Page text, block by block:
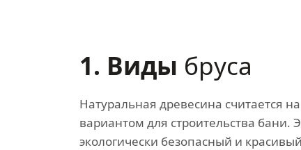
1. Виды бруса
Натуральная древесина считается
вариантом для строительства бани.
экологически безопасный и